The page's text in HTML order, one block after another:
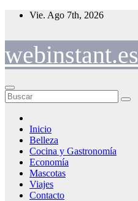
Saltar
Vie. Ago 7th, 2026
webinstant.es
Inicio
Belleza
Cocina y Gastronomía
Economía
Mascotas
Viajes
Contacto